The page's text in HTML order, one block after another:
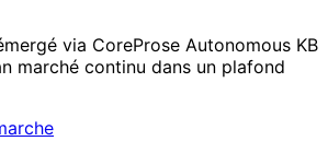
via CoreProse Autonomous KB
marché continu dans un plafond